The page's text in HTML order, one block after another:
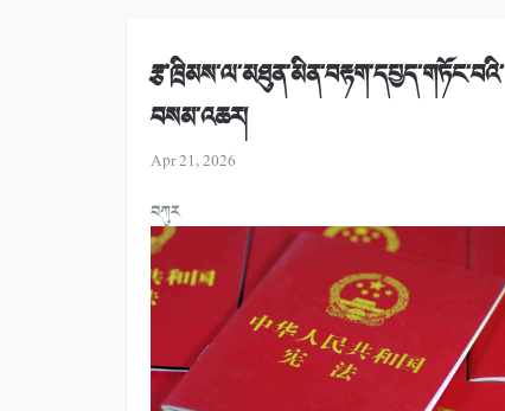
རྩ་ཁྲིམས་ལ་མཐུན་མིན་བརྟག་དཔྱད་གཏོང་བའི་
བསམ་འཆར།
Apr 21, 2026
བཀུར